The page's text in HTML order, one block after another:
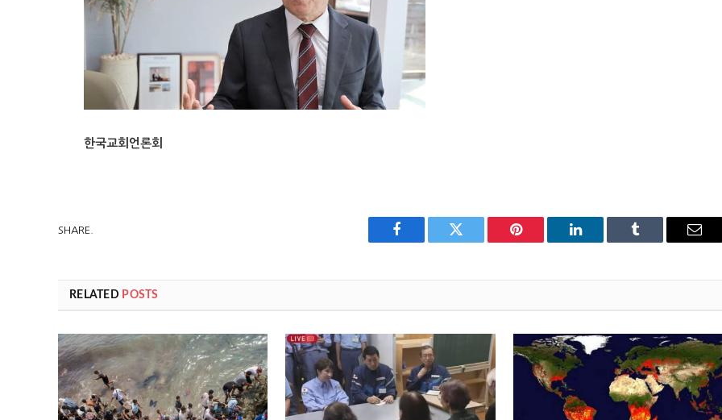
한국교회언론회
SHARE.
Facebook Twitter Pinterest LinkedIn Tumblr
RELATED POSTS